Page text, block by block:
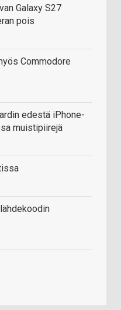
Galaxy S27
pois
Commodore
edestä iPhone-
muistipiirejä